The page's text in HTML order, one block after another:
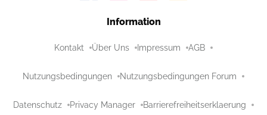
Information
Kontakt Über Uns Impressum AGB
Nutzungsbedingungen Nutzungsbedingungen Forum
Datenschutz Privacy Manager Barrierefreiheitserklaerung